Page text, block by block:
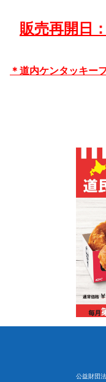
販売再開日
＊道内ケンタッキー
公益財団